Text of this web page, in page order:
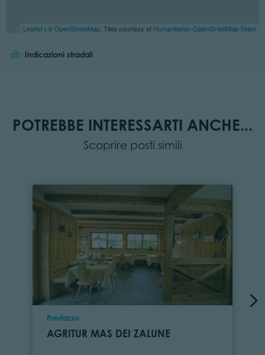
Leaflet | ©OpenStreetMap , Tiles courtesy of Humanitarian OpenStreetMap Team
Indicazioni stradali
POTREBBE INTERESSARTI ANCHE...
Scoprire posti simili
Località
Predazzo
AGRITUR MAS DEI ZALUNE